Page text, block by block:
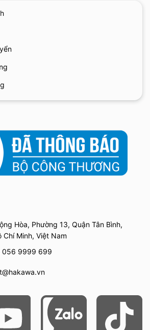
Hòa, Phường 13, Quận Tân Bình,
Chí Minh, Việt Nam
056 9999 699